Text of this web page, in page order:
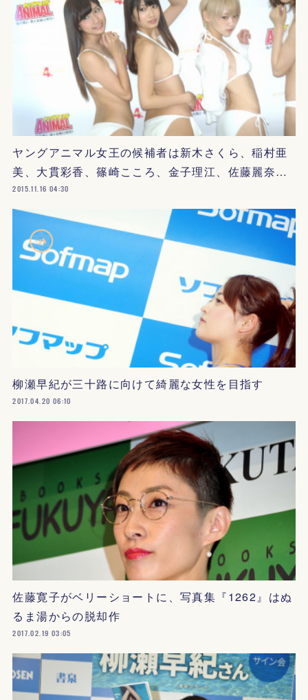
ヤングアニマル女王の候補者は新木さくら、稲村亜
美、大貫彩香、篠崎こころ、金子理江、佐藤麗奈…
2015.11.16 04:30
柳瀬早紀が三十路に向けて綺麗な女性を目指す
2017.04.20 06:10
佐藤寛子がベリーショートに、写真集『1262』はぬ
るま湯からの脱却作
2017.02.19 03:05